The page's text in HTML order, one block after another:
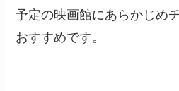
予定の映画館にあらかじめ
おすすめです。